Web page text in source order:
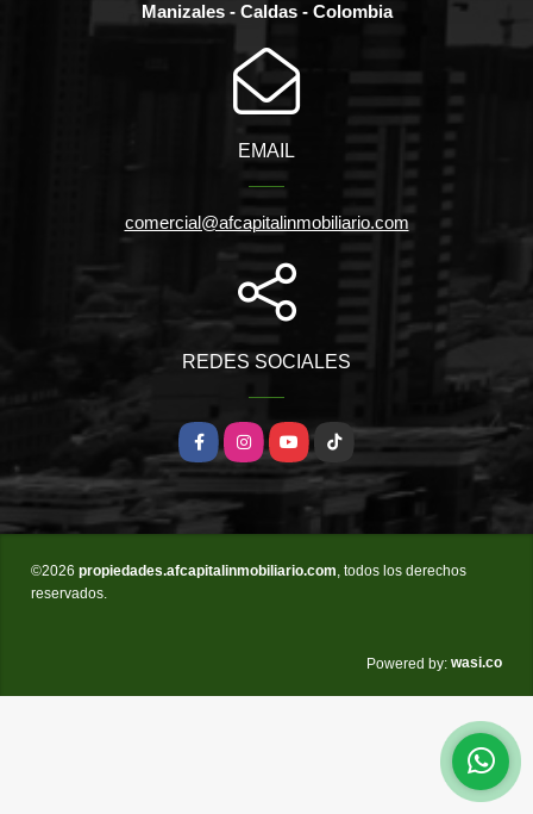
Manizales - Caldas - Colombia
EMAIL
comercial@afcapitalinmobiliario.com
REDES SOCIALES
FacebookInstagramYouTubeTikTok
©2026 propiedades.afcapitalinmobiliario.com, todos los derechos
reservados.
Powered by: wasi.co